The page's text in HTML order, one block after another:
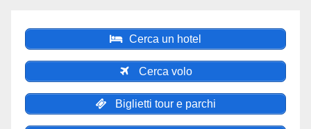
Cerca un hotel
Cerca volo
Biglietti tour e parchi